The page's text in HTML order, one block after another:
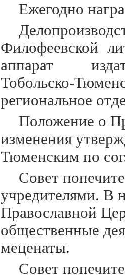
Ежегодно
Филофеевской
аппарат
Тобольско-
региональное
Положение о
изменения
Тюменским по
Совет
учредителями. В
Православной
общественные
меценаты.
Совет